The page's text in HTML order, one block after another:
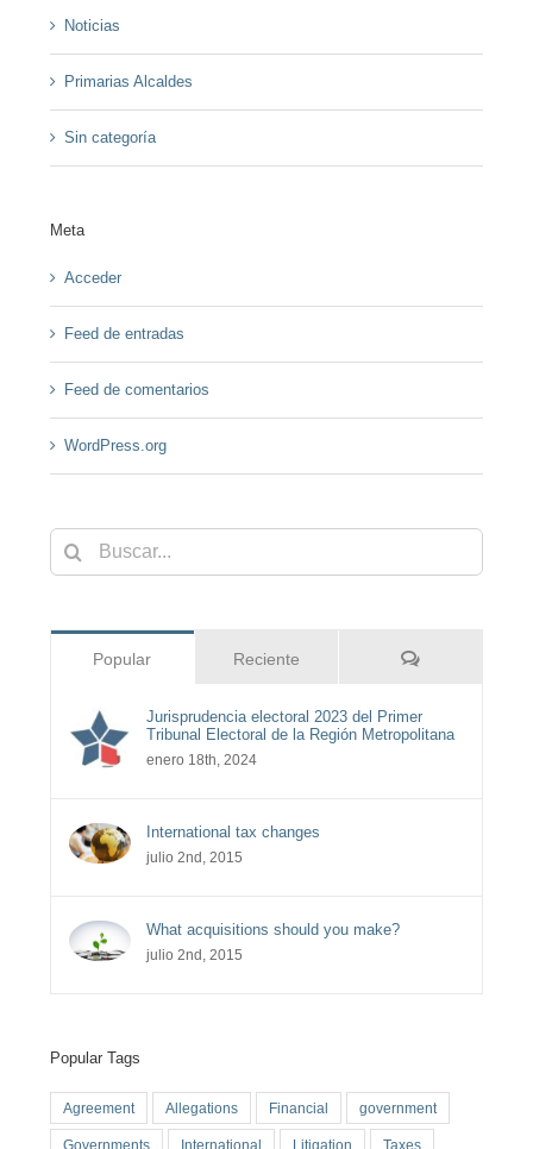
Noticias
Primarias Alcaldes
Sin categoría
Meta
Acceder
Feed de entradas
Feed de comentarios
WordPress.org
Buscar:
Popular Reciente Comentarios
Jurisprudencia electoral 2023 del Primer
Tribunal Electoral de la Región Metropolitana
enero 18th, 2024
International tax changes
julio 2nd, 2015
What acquisitions should you make?
julio 2nd, 2015
Popular Tags
Agreement Allegations Financial government
Governments International Litigation Taxes